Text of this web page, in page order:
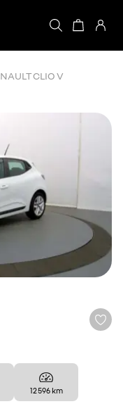
CLIO V
12 596 km